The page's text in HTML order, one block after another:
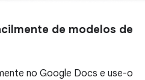
de modelos de
no Google Docs e use-o